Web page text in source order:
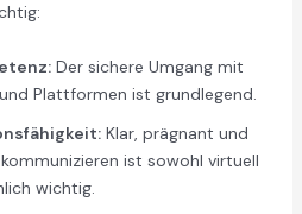
Der sichere Umgang mit
Plattformen ist grundlegend.
Klar, prägnant und
ist sowohl virtuell
wichtig.